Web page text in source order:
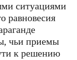
ситуациями
равновесия
чьи приемы
к решению